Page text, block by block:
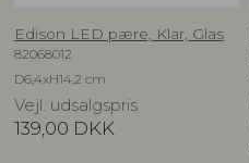
Edison LED pære, Klar, Glas
82068012
D6,4xH14,2 cm
Vejl. udsalgspris
139,00 DKK